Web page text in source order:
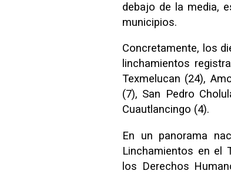
debajo de la media,
municipios.
Concretamente, los
linchamientos
Texmelucan (24),
(7), San Pedro
Cuautlancingo (4).
En un panorama
Linchamientos en el
los Derechos